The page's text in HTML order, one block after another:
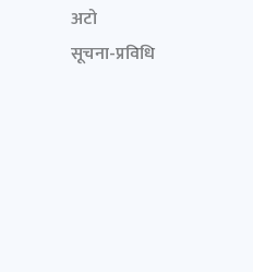
अटो
सूचना-प्रविधि